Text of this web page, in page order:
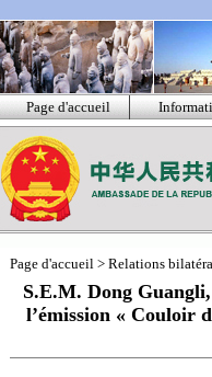
Page d'accueil
Page d'accueil > Relations
S.E.M. Dong
l’émission « Couloir